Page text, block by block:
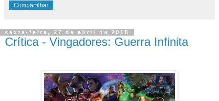
Compartilhar
sexta-feira, 27 de abril de 2018
Crítica - Vingadores: Guerra Infinita